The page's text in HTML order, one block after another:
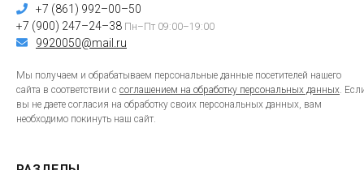
+7 (861) 992–00–50
+7 (900) 247–24–38 Пн–Пт 09:00–19:00
9920050@mail.ru
Мы получаем и обрабатываем персональные данные посетителей нашего
сайта в соответствии с соглашением на обработку персональных данных.
вы не даете согласия на обработку своих персональных данных, вам
необходимо покинуть наш сайт.